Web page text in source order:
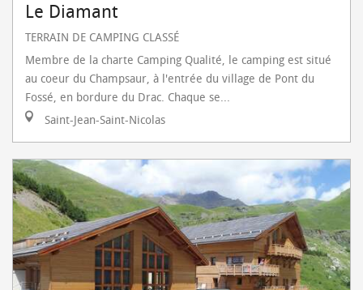
Le Diamant
TERRAIN DE CAMPING CLASSÉ
Membre de la charte Camping Qualité, le camping est situé
au coeur du Champsaur, à l'entrée du village de Pont du
Fossé, en bordure du Drac. Chaque se...
Saint-Jean-Saint-Nicolas